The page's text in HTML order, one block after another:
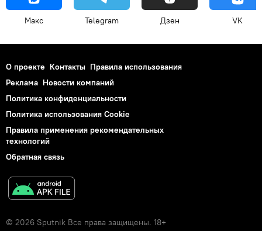
Макс Telegram Дзен VK
О проекте Контакты Правила использования
Реклама Новости компаний
Политика конфиденциальности
Политика использования Cookie
Правила применения рекомендательных
технологий
Обратная связь
© 2026 Sputnik Все права защищены. 18+